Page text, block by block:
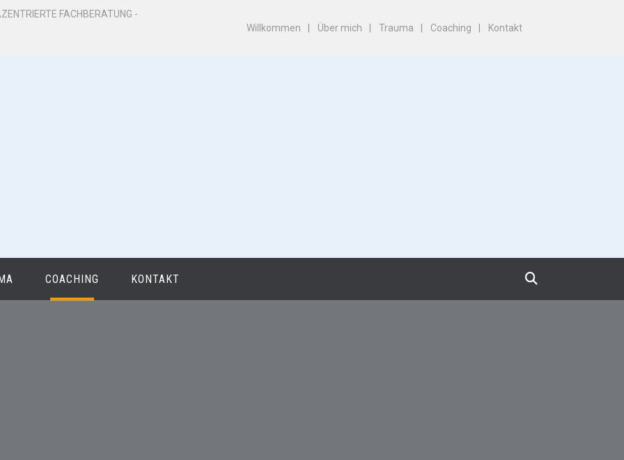
FACHBERATUNG -
Willkommen
Über mich Trauma Coaching Kontakt
COACHING KONTAKT